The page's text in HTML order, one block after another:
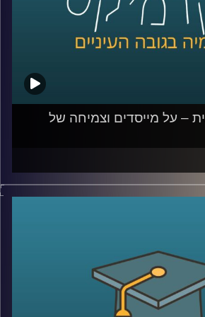
העירוני על מנת ליצור
– על מייסדים וצמיחה של
חברות סטארט אפ וקרנות הון
קיימת בישראל בעיה של
לגדולות
מביה"ס אריסון למנהל